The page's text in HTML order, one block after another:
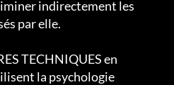
indirectement les
par elle.
TECHNIQUES en
la psychologie